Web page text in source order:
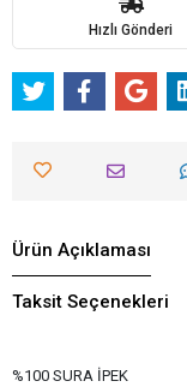
Hızlı Gönderi
Ürün Açıklaması
Taksit Seçenekleri
%100 SURA İPEK